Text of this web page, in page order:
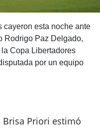
cayeron esta noche ante
Rodrigo Paz Delgado,
Copa Libertadores
por un equipo
Brisa Priori estimó